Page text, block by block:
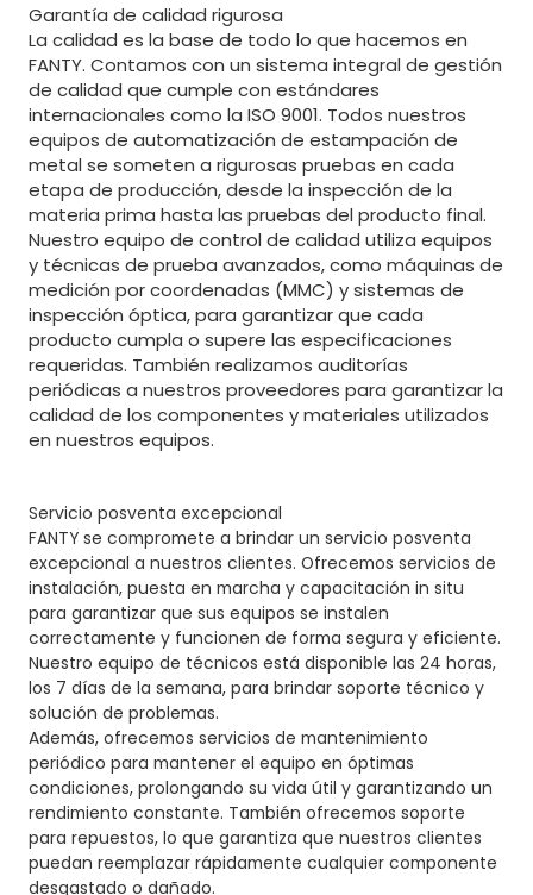
Garantía de calidad rigurosa
La calidad es la base de todo lo que hacemos en
FANTY. Contamos con un sistema integral de gestión
de calidad que cumple con estándares
internacionales como la ISO 9001. Todos nuestros
equipos de automatización de estampación de
metal se someten a rigurosas pruebas en cada
etapa de producción, desde la inspección de la
materia prima hasta las pruebas del producto final.
Nuestro equipo de control de calidad utiliza equipos
y técnicas de prueba avanzados, como máquinas de
medición por coordenadas (MMC) y sistemas de
inspección óptica, para garantizar que cada
producto cumpla o supere las especificaciones
requeridas. También realizamos auditorías
periódicas a nuestros proveedores para garantizar la
calidad de los componentes y materiales utilizados
en nuestros equipos.
Servicio posventa excepcional
FANTY se compromete a brindar un servicio posventa
excepcional a nuestros clientes. Ofrecemos servicios de
instalación, puesta en marcha y capacitación in situ
para garantizar que sus equipos se instalen
correctamente y funcionen de forma segura y eficiente.
Nuestro equipo de técnicos está disponible las 24 horas,
los 7 días de la semana, para brindar soporte técnico y
solución de problemas.
Además, ofrecemos servicios de mantenimiento
periódico para mantener el equipo en óptimas
condiciones, prolongando su vida útil y garantizando un
rendimiento constante. También ofrecemos soporte
para repuestos, lo que garantiza que nuestros clientes
puedan reemplazar rápidamente cualquier componente
desgastado o dañado.